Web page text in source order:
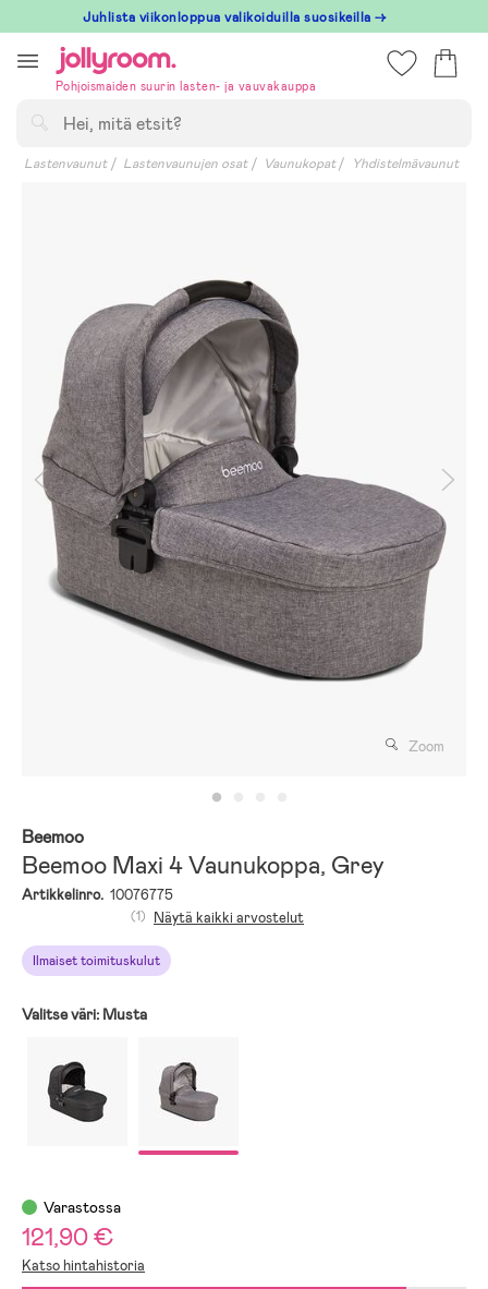
till
innehållet
Juhlista viikonloppua valikoiduilla suosikeilla →
Pohjoismaiden suurin lasten- ja vauvakauppa
Lastenvaunut Lastenvaunujen osat Vaunukopat Yhdistelmävaunut
Zoom
Beemoo
Beemoo Maxi 4 Vaunukoppa, Grey
Artikkelinro. 10076775
Ilmaiset toimituskulut
(1) Näytä kaikki arvostelut
Valitse väri: Musta
Varastossa
121,90 €
Katso hintahistoria